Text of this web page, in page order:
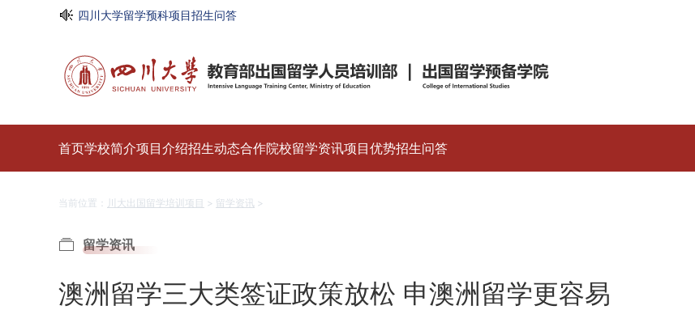
四川大学留学预科项目招生问答
·欢迎访问川大出国留学培训项目
四川大学留学预科课程优势
首页学校简介项目介绍招生动态合作院校留学资讯项目优势招生问答
当前位置： 川大出国留学培训项目 > 留学资讯 >
留学资讯
澳洲留学三大类签证政策放松 申澳洲留学更容易